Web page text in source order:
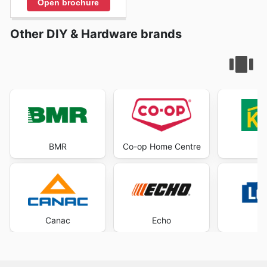
Open brochure
Other DIY & Hardware brands
BMR
Canac
Co-op Home Centre
Echo